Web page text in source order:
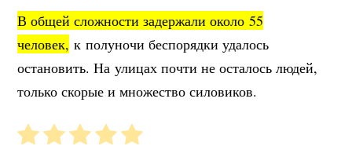
В общей сложности задержали около 55
человек, к полуночи беспорядки удалось
остановить. На улицах почти не осталось людей,
только скорые и множество силовиков.